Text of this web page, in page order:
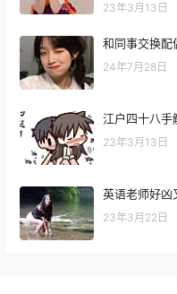
23年3月13日
和同事交换配
24年7月28日
江户四十八手
23年3月13日
英语老师好凶
23年3月22日